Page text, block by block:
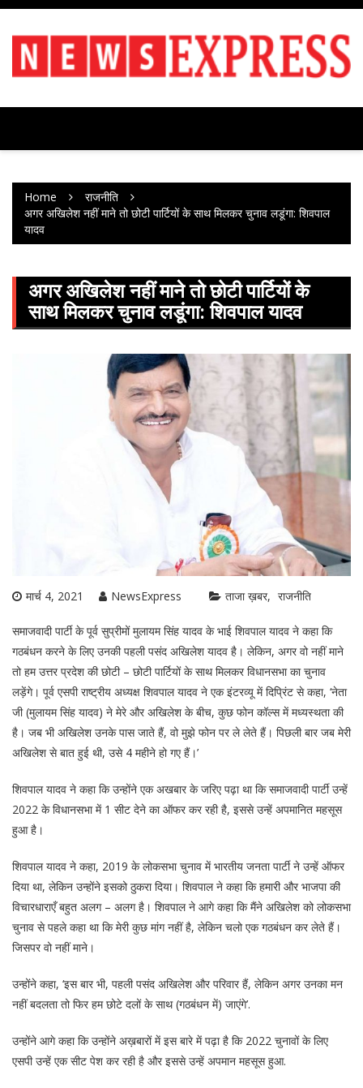
Skip
content
Home
राजनीति
अगर अखिलेश नहीं माने तो छोटी पार्टियों के साथ मिलकर चुनाव लडूंगा: शिवपाल
यादव
अगर अखिलेश नहीं माने तो छोटी पार्टियों के
साथ मिलकर चुनाव लडूंगा: शिवपाल यादव
मार्च 4, 2021 NewsExpress ताजा ख़बर राजनीति
समाजवादी पार्टी के पूर्व सुप्रीमों मुलायम सिंह यादव के भाई शिवपाल यादव ने कहा कि
गठबंधन करने के लिए उनकी पहली पसंद अखिलेश यादव है। लेकिन, अगर वो नहीं माने
तो हम उत्तर प्रदेश की छोटी – छोटी पार्टियों के साथ मिलकर विधानसभा का चुनाव
लड़ेंगे। पूर्व एसपी राष्ट्रीय अध्यक्ष शिवपाल यादव ने एक इंटरव्यू में दिप्रिंट से कहा, ‘नेता
जी (मुलायम सिंह यादव) ने मेरे और अखिलेश के बीच, कुछ फोन कॉल्स में मध्यस्थता की
है। जब भी अखिलेश उनके पास जाते हैं, वो मुझे फोन पर ले लेते हैं। पिछली बार जब मेरी
अखिलेश से बात हुई थी, उसे 4 महीने हो गए हैं।’
शिवपाल यादव ने कहा कि उन्होंने एक अखबार के जरिए पढ़ा था कि समाजवादी पार्टी उन्हें
2022 के विधानसभा में 1 सीट देने का ऑफर कर रही है, इससे उन्हें अपमानित महसूस
हुआ है।
शिवपाल यादव ने कहा, 2019 के लोकसभा चुनाव में भारतीय जनता पार्टी ने उन्हें ऑफर
दिया था, लेकिन उन्होंने इसको ठुकरा दिया। शिवपाल ने कहा कि हमारी और भाजपा की
विचारधाराएँ बहुत अलग – अलग है। शिवपाल ने आगे कहा कि मैंने अखिलेश को लोकसभा
चुनाव से पहले कहा था कि मेरी कुछ मांग नहीं है, लेकिन चलो एक गठबंधन कर लेते हैं।
जिसपर वो नहीं माने।
उन्होंने कहा, ‘इस बार भी, पहली पसंद अखिलेश और परिवार हैं, लेकिन अगर उनका मन
नहीं बदलता तो फिर हम छोटे दलों के साथ (गठबंधन में) जाएंगे’.
उन्होंने आगे कहा कि उन्होंने अख़बारों में इस बारे में पढ़ा है कि 2022 चुनावों के लिए
एसपी उन्हें एक सीट पेश कर रही है और इससे उन्हें अपमान महसूस हुआ.